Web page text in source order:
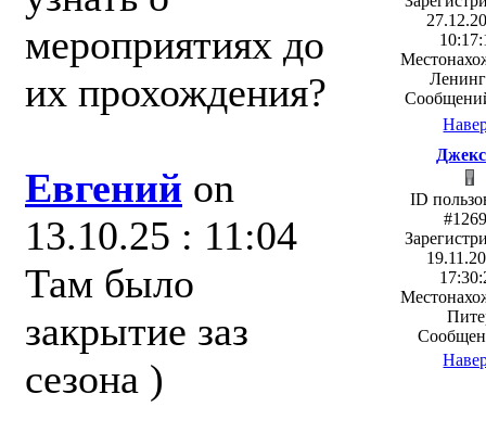
мероприятиях до
их прохождения?
Евгений on
13.10.25 : 11:04
Там было
закрытие заз
сезона )
ID